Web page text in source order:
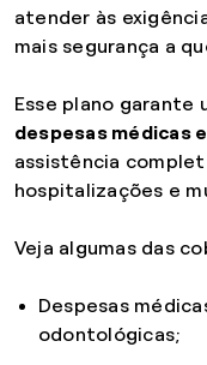
atender às
mais segurança a
Esse plano garante
despesas médicas
assistência
hospitalizações e
Veja algumas das
Despesas
odontológicas;